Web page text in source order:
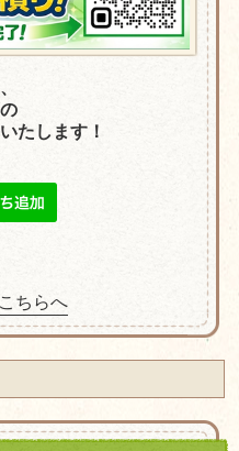
たします！
ちらへ